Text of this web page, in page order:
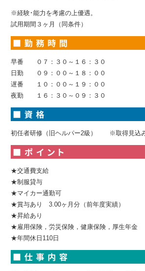
※経験･能力を考慮の上優遇。
試用期間３ヶ月（同条件）
早番 ０７：３０～１６：３０
日勤 ０９：００～１８：００
遅番 １０：００～１９：００
夜勤 １６：３０～０９：３０
初任者研修（旧ヘルパー2級） ※取得見込み
★交通費支給
★制服貸与
★マイカー通勤可
★賞与あり 3.00ヶ月分（前年度実績）
★昇給あり
★雇用保険，労災保険，健康保険，厚生年金
★年間休日110日